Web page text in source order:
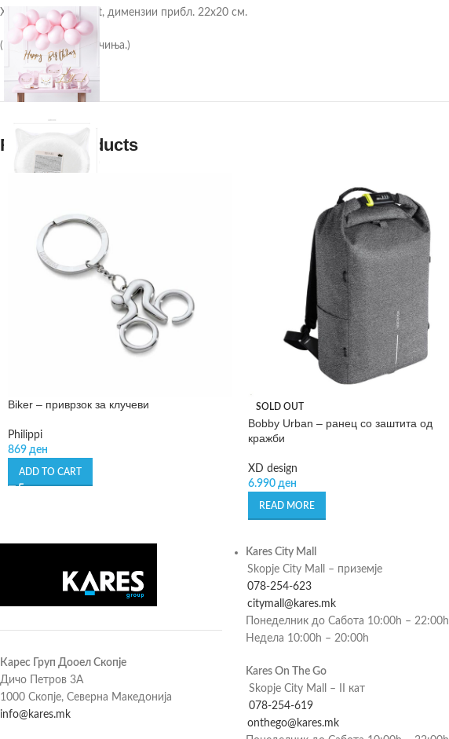
Хартиени чинии Cat, димензии прибл. 22х20 см.
(1 пакување / 6 парчиња.)
Related products
Biker – приврзок за клучеви
Philippi
869 ден
ADD TO CART
SOLD OUT
Bobby Urban – ранец со заштита од
кражби
XD design
6.990 ден
READ MORE
Карес Груп Дооел Скопје
Дичо Петров 3А
1000 Скопје, Северна Македонија
info@kares.mk
Kares City Mall
Skopje City Mall – приземје
078-254-623
citymall@kares.mk
Понеделник до Сабота 10:00h – 22:00h
Недела 10:00h – 20:00h
Kares On The Go
Skopje City Mall – II кат
078-254-619
onthego@kares.mk